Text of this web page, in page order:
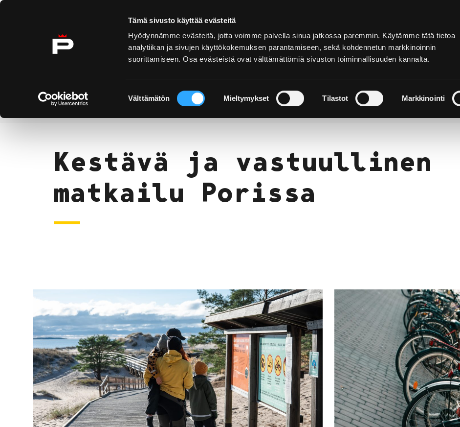
Tämä sivusto käyttää evästeitä
Hyödynnämme evästeitä, jotta voimme palvella sinua jatkossa paremmin. Käytämme tätä tietoa
analytiikan ja sivujen käyttökokemuksen parantamiseen, sekä kohdennetun markkinoinnin
suorittamiseen. Osa evästeistä ovat välttämättömiä sivuston toiminnallisuuden kannalta.
valinta
Välttämätön Mieltymykset Tilastot Markkinointi
Ohita sisältö
Etusivu
Kestävä ja vastuullinen
matkailu Porissa